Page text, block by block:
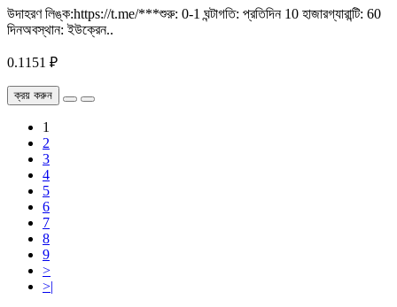
উদাহরণ লিঙ্ক:https://t.me/***শুরু: 0-1 ঘন্টাগতি: প্রতিদিন 10 হাজারগ্যারান্টি: 60
দিনঅবস্থান: ইউক্রেন..
0.1151 ₽
ক্রয় করুন
1
2
3
4
5
6
7
8
9
>
>|